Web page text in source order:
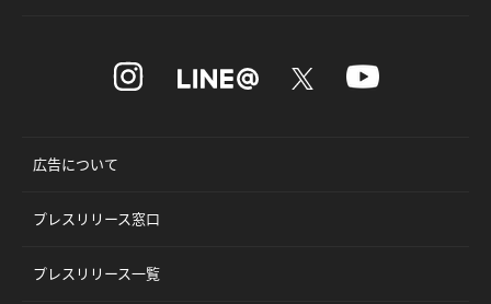
広告について
プレスリリース窓口
プレスリリース一覧